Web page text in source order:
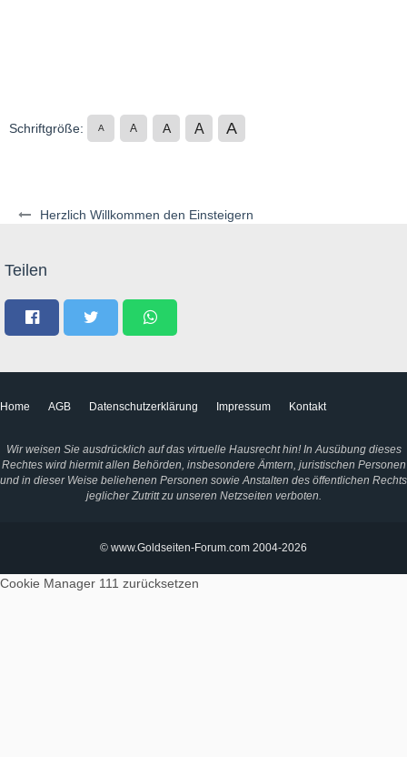
Herzlich Willkommen den Einsteigern
Schriftgröße: A A A A A
Teilen
Home AGB Datenschutzerklärung Impressum Kontakt
Wir weisen Sie ausdrücklich auf das virtuelle Hausrecht hin! In Ausübung dieses
Rechtes wird hiermit allen Behörden, insbesondere Ämtern, juristischen Personen
und in dieser Weise beliehenen Personen sowie Anstalten des öffentlichen Rechts
jeglicher Zutritt zu unseren Netzseiten verboten.
© www.Goldseiten-Forum.com 2004-2026
Cookie Manager 111 zurücksetzen